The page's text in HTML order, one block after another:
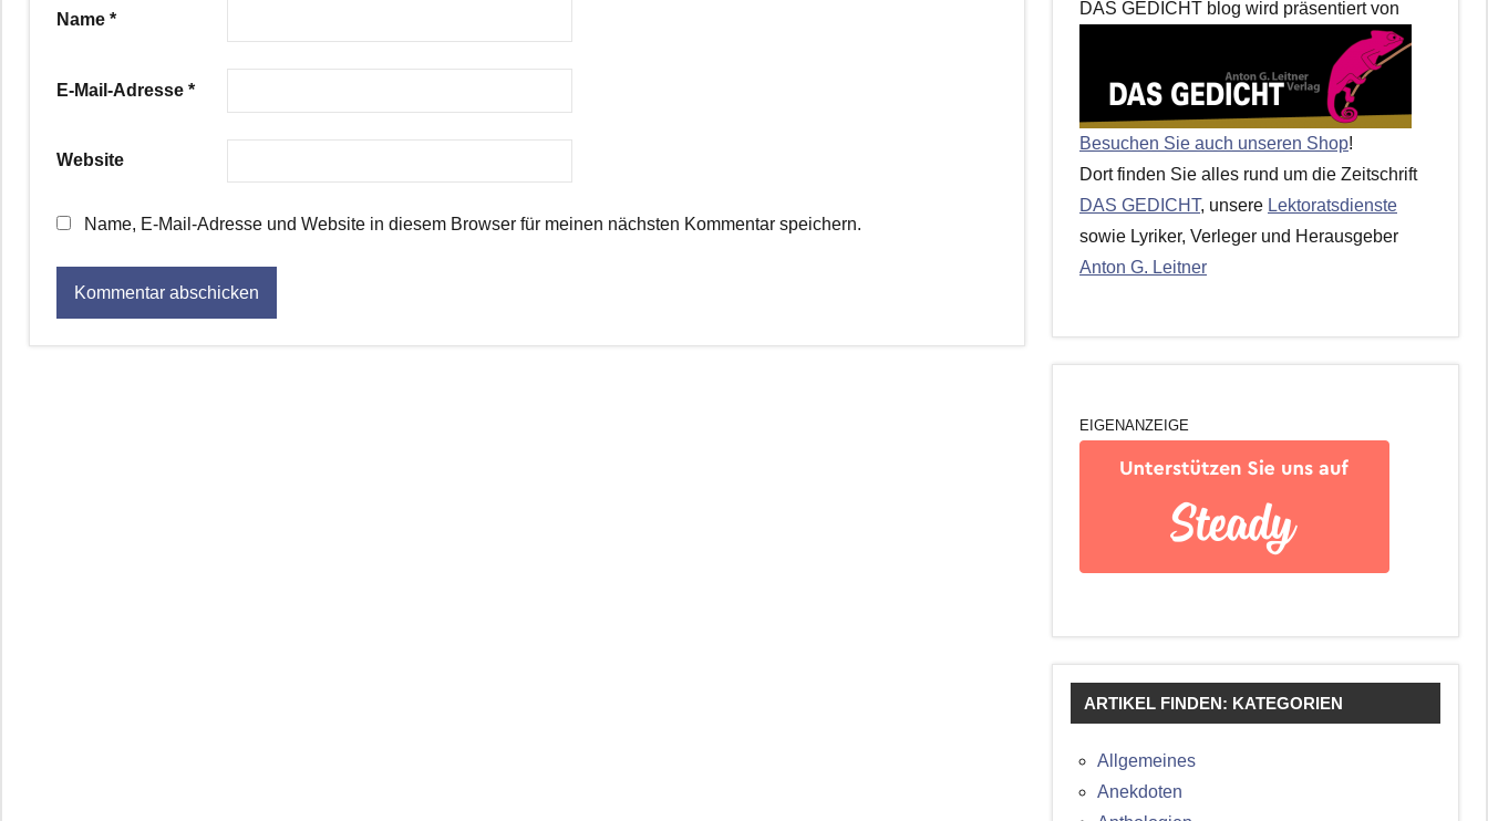
Name *
E-Mail-Adresse *
Website
Name, E-Mail-Adresse und Website in diesem Browser für meinen nächsten Kommentar speichern.
DAS GEDICHT blog wird präsentiert von
Besuchen Sie auch unseren Shop!
Dort finden Sie alles rund um die Zeitschrift
DAS GEDICHT, unsere Lektoratsdienste
sowie Lyriker, Verleger und Herausgeber
Anton G. Leitner
EIGENANZEIGE
ARTIKEL FINDEN: KATEGORIEN
Allgemeines
Anekdoten